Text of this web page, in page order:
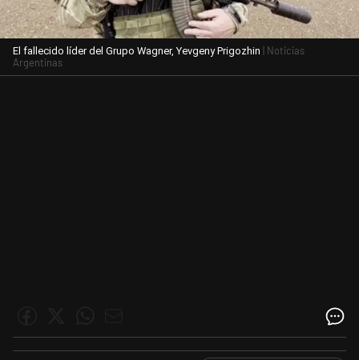
El fallecido líder del Grupo Wagner, Yevgeny Prigozhin | Noticias
Argentinas